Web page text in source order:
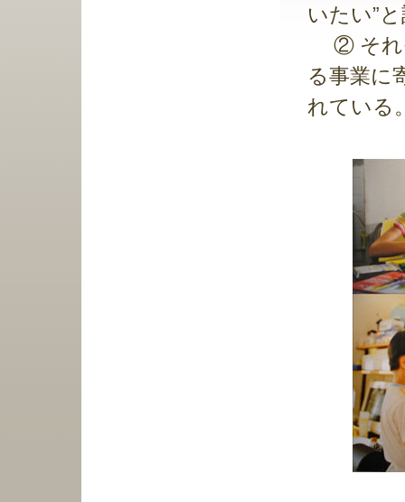
いたい”
② それ
る事業に
れている